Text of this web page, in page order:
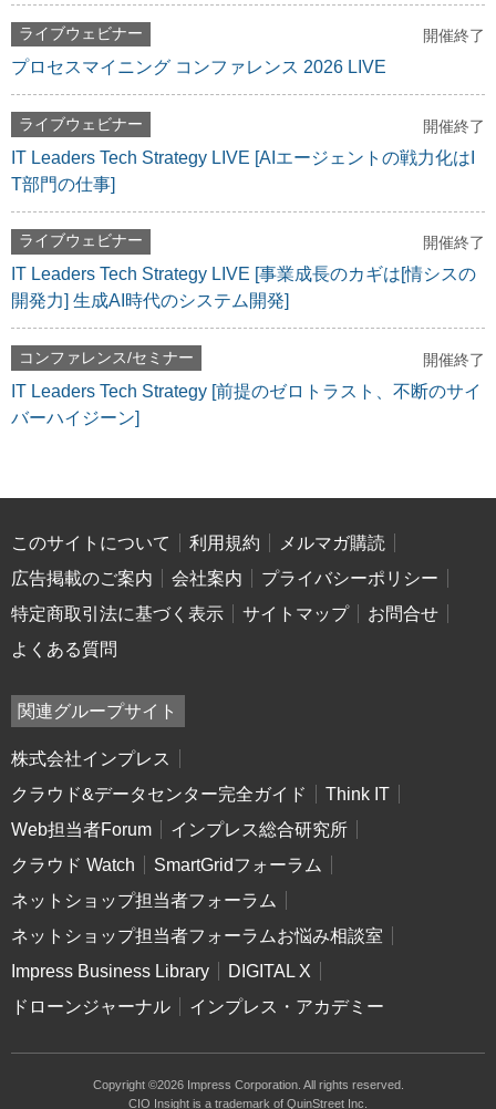
ライブウェビナー 開催終了
プロセスマイニング コンファレンス 2026 LIVE
ライブウェビナー 開催終了
IT Leaders Tech Strategy LIVE [AIエージェントの戦力化はI
T部門の仕事]
ライブウェビナー 開催終了
IT Leaders Tech Strategy LIVE [事業成長のカギは[情シスの
開発力] 生成AI時代のシステム開発]
コンファレンス/セミナー 開催終了
IT Leaders Tech Strategy [前提のゼロトラスト、不断のサイ
バーハイジーン]
このサイトについて 利用規約
メルマガ購読
広告掲載のご案内
会社案内
プライバシーポリシー
特定商取引法に基づく表示
サイトマップ
お問合せ
よくある質問
関連グループサイト
株式会社インプレス
クラウド&データセンター完全ガイド
Think IT
Web担当者Forum
インプレス総合研究所
クラウド Watch
SmartGridフォーラム
ネットショップ担当者フォーラム
ネットショップ担当者フォーラムお悩み相談室
Impress Business Library
DIGITAL X
ドローンジャーナル
インプレス・アカデミー
Copyright ©2026 Impress Corporation. All rights reserved.
CIO Insight is a trademark of QuinStreet Inc.